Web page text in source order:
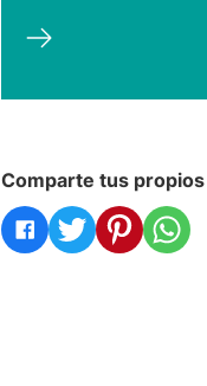
Comparte tus